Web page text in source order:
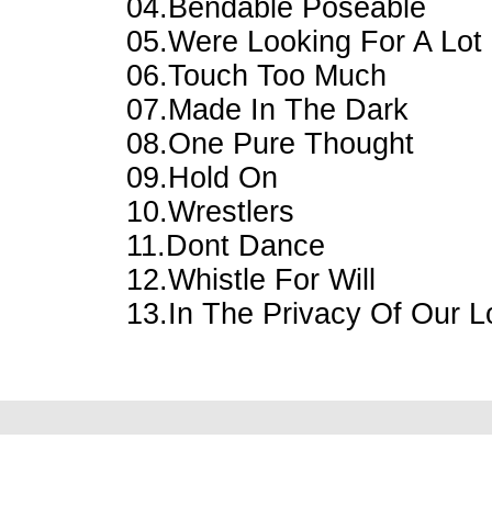
04.Bendable Poseable
05.Were Looking For A Lot
06.Touch Too Much
07.Made In The Dark
08.One Pure Thought
09.Hold On
10.Wrestlers
11.Dont Dance
12.Whistle For Will
13.In The Privacy Of Our